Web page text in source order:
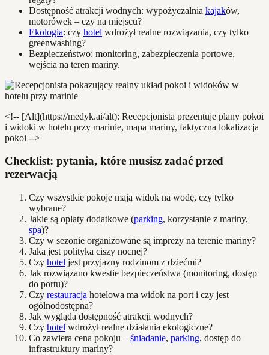
Dostępność atrakcji wodnych: wypożyczalnia kajaków,
motorówek – czy na miejscu?
Ekologia: czy hotel wdrożył realne rozwiązania, czy tylko
greenwashing?
Bezpieczeństwo: monitoring, zabezpieczenia portowe,
wejścia na teren mariny.
<!-- [Alt](https://medyk.ai/alt): Recepcjonista prezentuje plany pokoi
i widoki w hotelu przy marinie, mapa mariny, faktyczna lokalizacja
pokoi -->
Checklist: pytania, które musisz zadać przed
rezerwacją
Czy wszystkie pokoje mają widok na wodę, czy tylko
wybrane?
Jakie są opłaty dodatkowe (parking, korzystanie z mariny,
spa)?
Czy w sezonie organizowane są imprezy na terenie mariny?
Jaka jest polityka ciszy nocnej?
Czy hotel jest przyjazny rodzinom z dziećmi?
Jak rozwiązano kwestie bezpieczeństwa (monitoring, dostęp
do portu)?
Czy restauracja hotelowa ma widok na port i czy jest
ogólnodostępna?
Jak wygląda dostępność atrakcji wodnych?
Czy hotel wdrożył realne działania ekologiczne?
Co zawiera cena pokoju – śniadanie, parking, dostęp do
infrastruktury mariny?